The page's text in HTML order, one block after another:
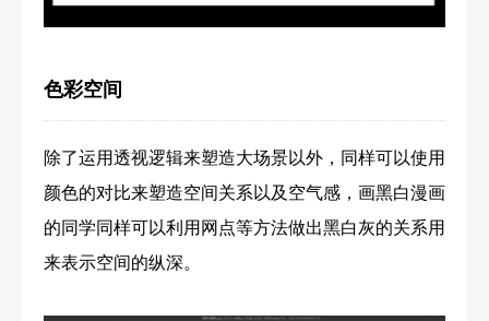
色彩空间
除了运用透视逻辑来塑造大场景以外，同样可以使用
颜色的对比来塑造空间关系以及空气感，画黑白漫画
的同学同样可以利用网点等方法做出黑白灰的关系用
来表示空间的纵深。